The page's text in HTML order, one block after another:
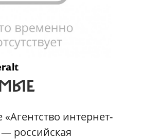
интернет-
российская